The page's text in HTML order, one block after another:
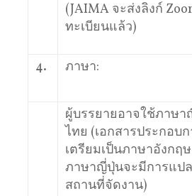
(JAIMA จะส่งลิงก์
ทะเบียนแล้ว)
4. ภาษา:
ผู้บรรยายอาจใช้ภาษ
ไทย (เอกสารประกอบ
เตรียมเป็นภาษาอังกฤ
ภาษาญี่ปุ่นจะมีการแป
สถานที่จัดงาน)